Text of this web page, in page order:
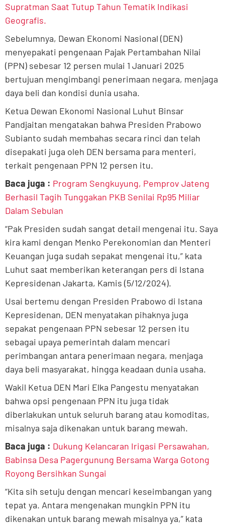
Supratman Saat Tutup Tahun Tematik Indikasi
Geografis.
Sebelumnya, Dewan Ekonomi Nasional (DEN)
menyepakati pengenaan Pajak Pertambahan Nilai
(PPN) sebesar 12 persen mulai 1 Januari 2025
bertujuan mengimbangi penerimaan negara, menjaga
daya beli dan kondisi dunia usaha.
Ketua Dewan Ekonomi Nasional Luhut Binsar
Pandjaitan mengatakan bahwa Presiden Prabowo
Subianto sudah membahas secara rinci dan telah
disepakati juga oleh DEN bersama para menteri,
terkait pengenaan PPN 12 persen itu.
Baca juga : Program Sengkuyung, Pemprov Jateng
Berhasil Tagih Tunggakan PKB Senilai Rp95 Miliar
Dalam Sebulan
“Pak Presiden sudah sangat detail mengenai itu. Saya
kira kami dengan Menko Perekonomian dan Menteri
Keuangan juga sudah sepakat mengenai itu,” kata
Luhut saat memberikan keterangan pers di Istana
Kepresidenan Jakarta, Kamis (5/12/2024).
Usai bertemu dengan Presiden Prabowo di Istana
Kepresidenan, DEN menyatakan pihaknya juga
sepakat pengenaan PPN sebesar 12 persen itu
sebagai upaya pemerintah dalam mencari
perimbangan antara penerimaan negara, menjaga
daya beli masyarakat, hingga keadaan dunia usaha.
Wakil Ketua DEN Mari Elka Pangestu menyatakan
bahwa opsi pengenaan PPN itu juga tidak
diberlakukan untuk seluruh barang atau komoditas,
misalnya saja dikenakan untuk barang mewah.
Baca juga : Dukung Kelancaran Irigasi Persawahan,
Babinsa Desa Pagergunung Bersama Warga Gotong
Royong Bersihkan Sungai
“Kita sih setuju dengan mencari keseimbangan yang
tepat ya. Antara mengenakan mungkin PPN itu
dikenakan untuk barang mewah misalnya ya,” kata